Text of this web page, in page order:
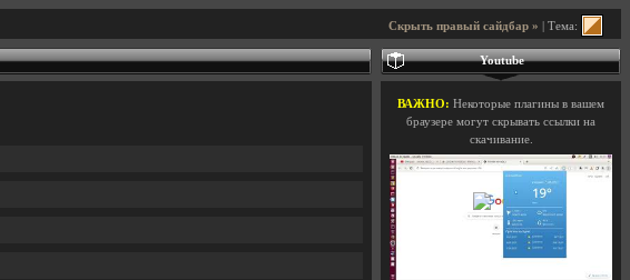
Скрыть правый сайдбар » | Тема:
Youtube
ВАЖНО: Некоторые плагины в вашем
браузере могут скрывать ссылки на
скачивание.